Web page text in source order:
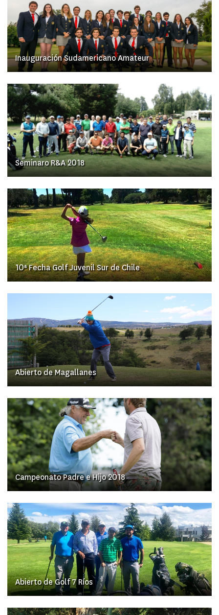
Inauguración Sudamericano Amateur
Seminaro R&A 2018
10ª Fecha Golf Juvenil Sur de Chile
Abierto de Magallanes
Campeonato Padre e Hijo 2018
Abierto de Golf 7 Ríos